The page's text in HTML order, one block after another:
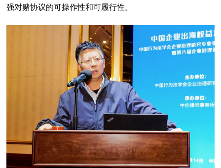
强对赌协议的可操作性和可履行性。